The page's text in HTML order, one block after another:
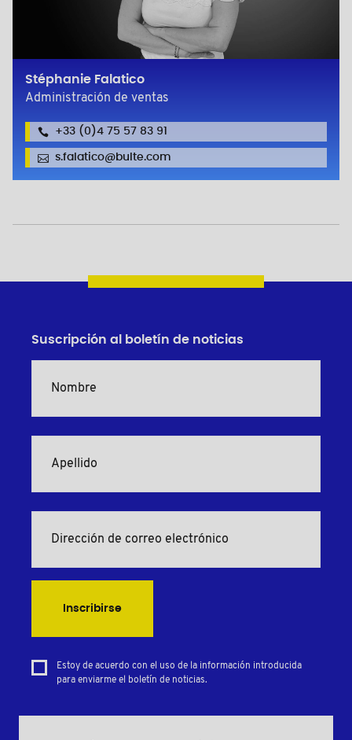
Stéphanie Falatico
Administración de ventas
+33 (0)4 75 57 83 91
s.falatico@bulte.com
Suscripción al boletín de noticias
Inscribirse
Estoy de acuerdo con el uso de la información introducida
para enviarme el boletín de noticias.